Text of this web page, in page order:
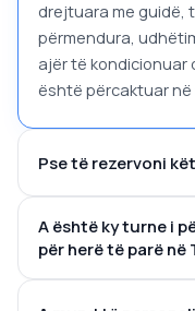
drejtuara me guidë,
përmendura,
ajër të kondicionuar
është përcaktuar në
Pse të rezervoni
A është ky turne i
për herë të parë në